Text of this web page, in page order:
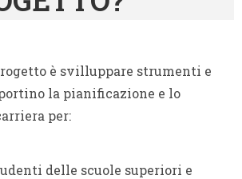
è svilluppare strumenti e
la pianificazione e lo
per:
delle scuole superiori e